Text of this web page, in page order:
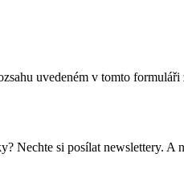
uvedeném v tomto
si posílat newslettery. A